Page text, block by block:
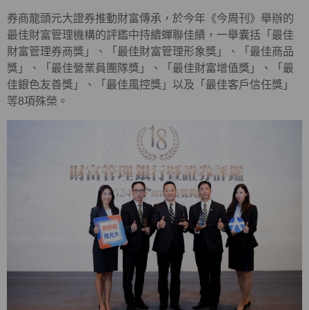
券商龍頭元大證券推動財富傳承，於今年《今周刊》舉辦的
最佳財富管理機構的評鑑中持續蟬聯佳績，一舉囊括「最佳
財富管理券商獎」、「最佳財富管理形象獎」、「最佳商品
獎」、「最佳營業員團隊獎」、「最佳財富增值獎」、「最
佳銀色友善獎」、「最佳風控獎」以及「最佳客戶信任獎」
等8項殊榮。